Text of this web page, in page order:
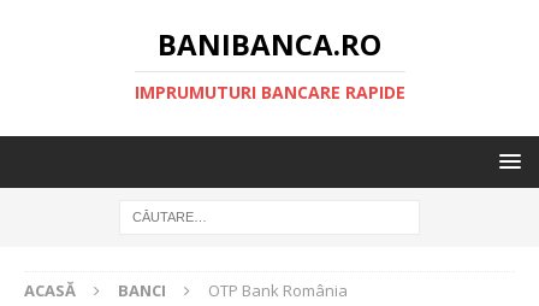
BANIBANCA.RO
IMPRUMUTURI BANCARE RAPIDE
ACASĂ BANCI OTP Bank România